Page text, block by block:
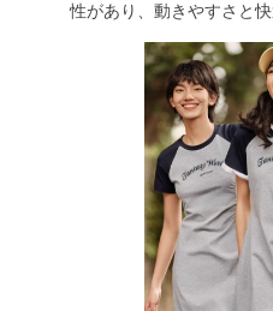
性があり、動きやすさと